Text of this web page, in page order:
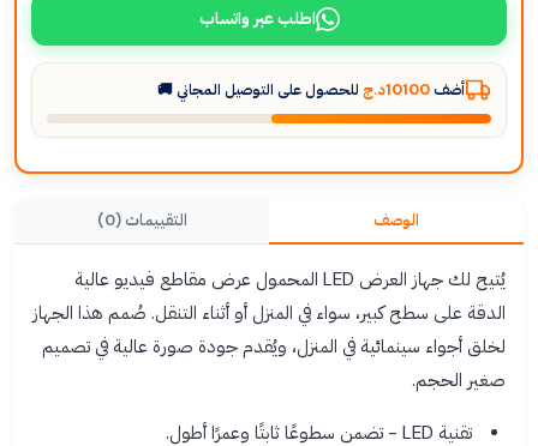
اطلب عبر واتساب
أضف 10100د.ج للحصول على التوصيل المجاني 🚚
الوصف التقييمات (0)
يُتيح لك جهاز العرض LED المحمول عرض مقاطع فيديو عالية
الدقة على سطح كبير، سواء في المنزل أو أثناء التنقل. صُمم هذا الجهاز
لخلق أجواء سينمائية في المنزل، ويُقدم جودة صورة عالية في تصميم
صغير الحجم.
تقنية LED - تضمن سطوعًا ثابتًا وعمرًا أطول.